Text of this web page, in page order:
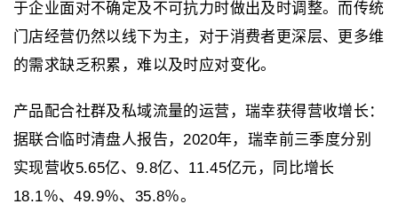
于企业面对不确定及不可抗力时做出及时调整。而传统
门店经营仍然以线下为主，对于消费者更深层、更多维
的需求缺乏积累，难以及时应对变化。
产品配合社群及私域流量的运营，瑞幸获得营收增长：
据联合临时清盘人报告，2020年，瑞幸前三季度分别
实现营收5.65亿、9.8亿、11.45亿元，同比增长
18.1％、49.9％、35.8％。